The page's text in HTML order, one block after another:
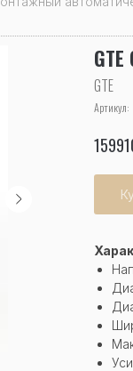
GTE
Артикул: